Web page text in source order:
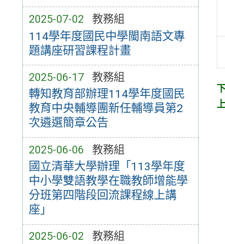
2025-07-02 教務組
114學年度國民中學閩南語文專
題講座研習課程計畫
2025-06-17 教務組
轉知教育部辦理114學年度國民
教育中央輔導團新任輔導員第2
次遴選簡章公告
2025-06-06 教務組
國立清華大學辦理「113學年度
中小學雙語教學在職教師增能學
分班第四階段回流課程線上講
座」
2025-06-02 教務組